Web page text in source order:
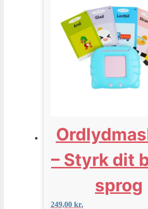
– Styrk dit
sprog
249,00 kr.